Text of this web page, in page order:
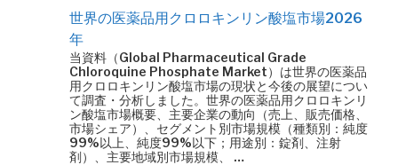
世界の医薬品用クロロキンリン酸塩市場2026
年
当資料（Global Pharmaceutical Grade
Chloroquine Phosphate Market）は世界の医薬品
用クロロキンリン酸塩市場の現状と今後の展望につい
て調査・分析しました。世界の医薬品用クロロキンリ
ン酸塩市場概要、主要企業の動向（売上、販売価格、
市場シェア）、セグメント別市場規模（種類別：純度
99%以上、純度99%以下；用途別：錠剤、注射
剤）、主要地域別市場規模、 …